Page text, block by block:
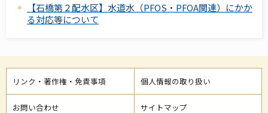
【石橋第２配水区】水道水（PFOS・PFOA関連）にかか
る対応等について
リンク・著作権・免責事項 個人情報の取り扱い
お問い合わせ サイトマップ